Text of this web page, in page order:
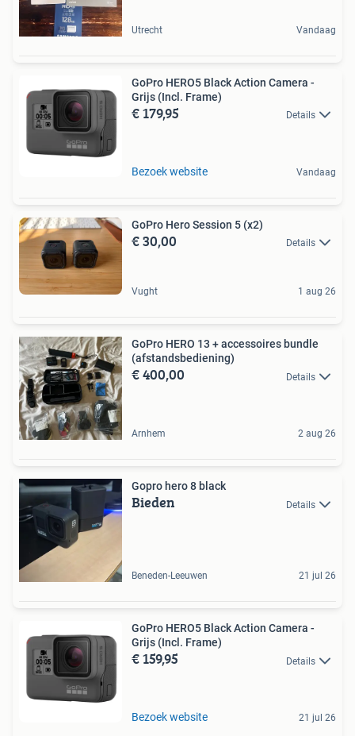
Utrecht Vandaag
GoPro HERO5 Black Action Camera -
Grijs (Incl. Frame)
€ 179,95 Details
Bezoek website Vandaag
GoPro Hero Session 5 (x2)
€ 30,00 Details
Vught 1 aug 26
GoPro HERO 13 + accessoires bundle
(afstandsbediening)
€ 400,00 Details
Arnhem 2 aug 26
Gopro hero 8 black
Bieden Details
Beneden-Leeuwen 21 jul 26
GoPro HERO5 Black Action Camera -
Grijs (Incl. Frame)
€ 159,95 Details
Bezoek website 21 jul 26